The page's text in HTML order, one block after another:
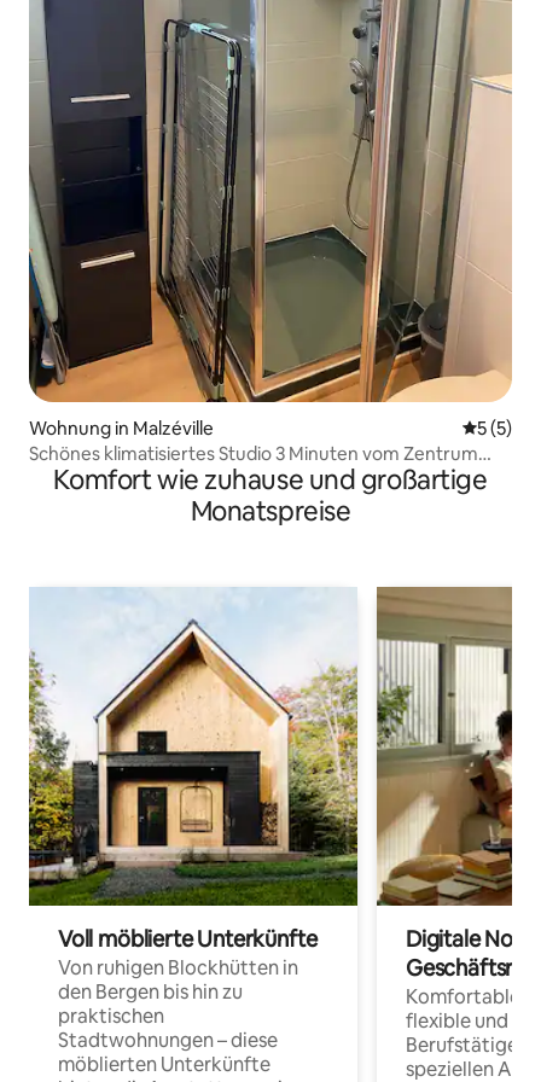
Wohnung in Malzéville
5 (5)
Schönes klimatisiertes Studio 3 Minuten vom Zentrum
von Nancy entfernt
Komfort wie zuhause und großartige
Monatspreise
Voll möblierte Unterkünfte
Von ruhigen Blockhütten in
den Bergen bis hin zu
praktischen
Stadtwohnungen – diese
möblierten Unterkünfte
Digitale
Komfortable
flexible und
Berufstätige
speziellen